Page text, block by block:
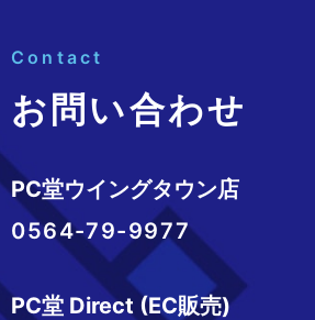
Contact
お問い合わせ
PC堂ウイングタウン店
0564-79-9977
PC堂 Direct (EC販売)